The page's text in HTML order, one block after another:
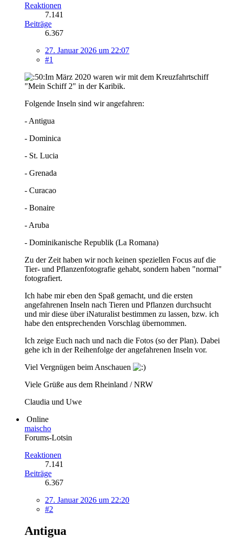
Reaktionen
7.141
Beiträge
6.367
27. Januar 2026 um 22:07
#1
Im März 2020 waren wir mit dem Kreuzfahrtschiff
"Mein Schiff 2" in der Karibik.
Folgende Inseln sind wir angefahren:
- Antigua
- Dominica
- St. Lucia
- Grenada
- Curacao
- Bonaire
- Aruba
- Dominikanische Republik (La Romana)
Zu der Zeit haben wir noch keinen speziellen Focus auf die
Tier- und Pflanzenfotografie gehabt, sondern haben "normal"
fotografiert.
Ich habe mir eben den Spaß gemacht, und die ersten
angefahrenen Inseln nach Tieren und Pflanzen durchsucht
und mir diese über iNaturalist bestimmen zu lassen, bzw. ich
habe den entsprechenden Vorschlag übernommen.
Ich zeige Euch nach und nach die Fotos (so der Plan). Dabei
gehe ich in der Reihenfolge der angefahrenen Inseln vor.
Viel Vergnügen beim Anschauen
Viele Grüße aus dem Rheinland / NRW
Claudia und Uwe
Online
maischo
Forums-Lotsin
Reaktionen
7.141
Beiträge
6.367
27. Januar 2026 um 22:20
#2
Antigua